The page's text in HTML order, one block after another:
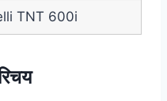
TNT 600i